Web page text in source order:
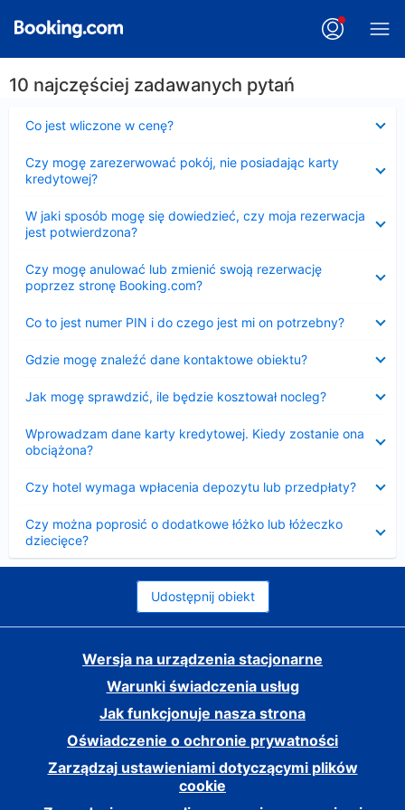
10 najczęściej zadawanych pytań
Co jest wliczone w cenę?
Czy mogę zarezerwować pokój, nie posiadając karty
kredytowej?
W jaki sposób mogę się dowiedzieć, czy moja rezerwacja
jest potwierdzona?
Czy mogę anulować lub zmienić swoją rezerwację
poprzez stronę Booking.com?
Co to jest numer PIN i do czego jest mi on potrzebny?
Gdzie mogę znaleźć dane kontaktowe obiektu?
Jak mogę sprawdzić, ile będzie kosztował nocleg?
Wprowadzam dane karty kredytowej. Kiedy zostanie ona
obciążona?
Czy hotel wymaga wpłacenia depozytu lub przedpłaty?
Czy można poprosić o dodatkowe łóżko lub łóżeczko
dziecięce?
Udostępnij obiekt
Wersja na urządzenia stacjonarne
Warunki świadczenia usług
Jak funkcjonuje nasza strona
Oświadczenie o ochronie prywatności
Zarządzaj ustawieniami dotyczącymi plików
cookie